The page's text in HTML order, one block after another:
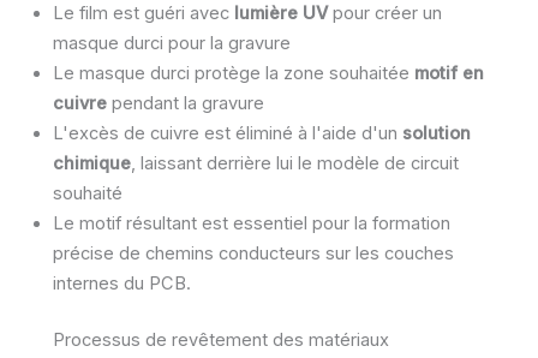
Le film est guéri avec lumière UVpour créer un
masque durci pour la gravure
Le masque durci protège la zone souhaitée motif en
cuivre pendant la gravure
L'excès de cuivre est éliminé à l'aide d'un solution
chimique, laissant derrière lui le modèle de circuit
souhaité
Le motif résultant est essentiel pour la formation
précise de chemins conducteurs sur les couches
internes du PCB.
Processus de revêtement des matériaux